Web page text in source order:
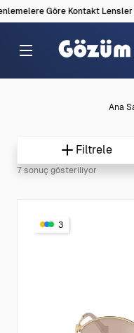
Göre Kontakt Lensler
Ana
Filtrele
7 sonuç gösteriliyor
3